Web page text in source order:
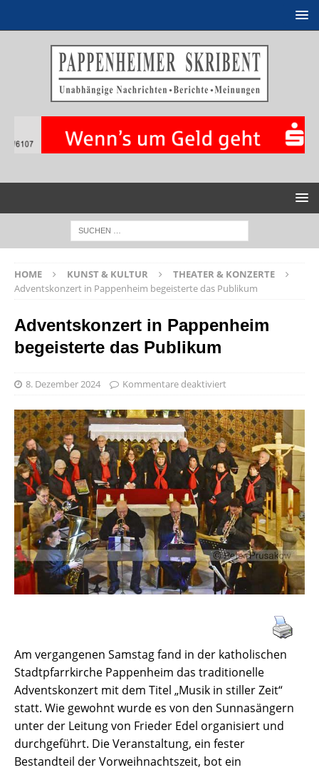
HOME KUNST & KULTUR
THEATER & KONZERTE
Adventskonzert in Pappenheim begeisterte das Publikum
Adventskonzert in Pappenheim
begeisterte das Publikum
8. Dezember 2024 Kommentare deaktiviert
Am vergangenen Samstag fand in der katholischen
Stadtpfarrkirche Pappenheim das traditionelle
Adventskonzert mit dem Titel „Musik in stiller Zeit“
statt. Wie gewohnt wurde es von den Sunnasängern
unter der Leitung von Frieder Edel organisiert und
durchgeführt. Die Veranstaltung, ein fester
Bestandteil der Vorweihnachtszeit, bot ein